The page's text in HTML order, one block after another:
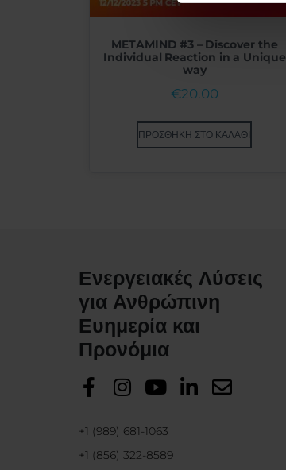
METAMIND #3 – Discover the
Individual Reaction in a Unique
way
€20.00
ΠΡΟΣΘΉΚΗ ΣΤΟ ΚΑΛΆΘΙ
Ενεργειακές Λύσεις
για Ανθρώπινη
Ευημερία και
Προνόμια
+1 (989) 681-1063
+1 (856) 322-8589